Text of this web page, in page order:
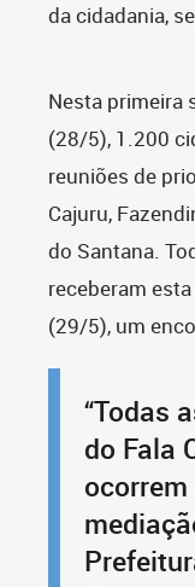
da cidadania,
Nesta primeira
(28/5), 1.200
reuniões de
Cajuru,
do Santana.
receberam
(29/5), um
“Todas
do Fala